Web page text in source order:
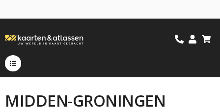
MIDDEN-GRONINGEN